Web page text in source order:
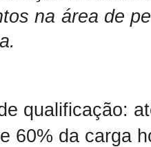
na área de
qualificação:
60% da carga